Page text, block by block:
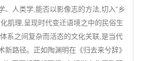
、人类学,能否以影像志的方法,切入“乡
肌理,呈现时代变迁语境之中的民俗生
系之间复杂而活态的文化关联,是当代
新路径。正如陶渊明在《归去来兮辞》